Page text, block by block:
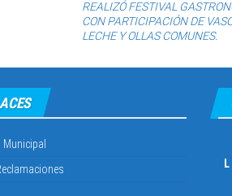
REALIZÓ FESTIVAL
CON PARTICIPACIÓN DE
LECHE Y OLLAS COMUNES.
L